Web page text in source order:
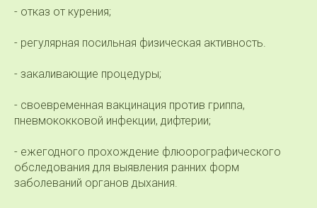
- отказ от курения;
- регулярная посильная физическая активность.
- закаливающие процедуры;
- своевременная вакцинация против гриппа,
пневмококковой инфекции, дифтерии;
- ежегодного прохождение флюорографического
обследования для выявления ранних форм
заболеваний органов дыхания.